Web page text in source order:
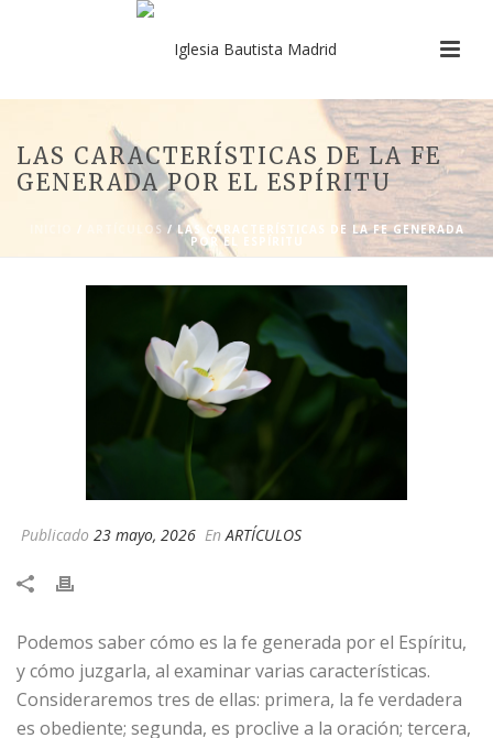
LAS CARACTERÍSTICAS DE LA FE
GENERADA POR EL ESPÍRITU
/ ARTÍCULOS / LAS CARACTERÍSTICAS DE LA FE GENERADA
POR EL ESPÍRITU
Publicado 23 mayo, 2026 EnARTÍCULOS
Podemos saber cómo es la fe generada por el Espíritu,
y cómo juzgarla, al examinar varias características.
Consideraremos tres de ellas: primera, la fe verdadera
es obediente; segunda, es proclive a la oración; tercera,